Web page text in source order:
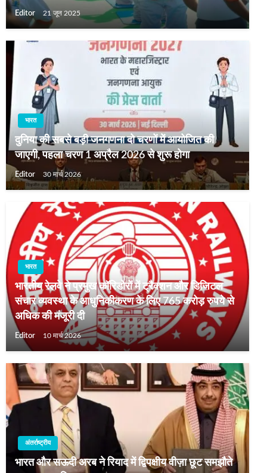
Editor 21 जून 2025
भारत
दुनिया की सबसे बड़ी जनगणना दो चरणों में आयोजित की
जाएगी, पहला चरण 1 अप्रैल 2026 से शुरू होगा
Editor 30 मार्च 2026
भारत
भारतीय रेलवे ने प्रमुख कॉरिडोरों में ट्रैक्शन और डिजिटल
संचार व्यवस्था के आधुनिकीकरण के लिए 765 करोड़ रुपये से
अधिक की मंजूरी दी
Editor 10 मार्च 2026
अंतर्राष्ट्रीय
भारत और सऊदी अरब ने रियाद में द्विपक्षीय वीज़ा छूट समझौते